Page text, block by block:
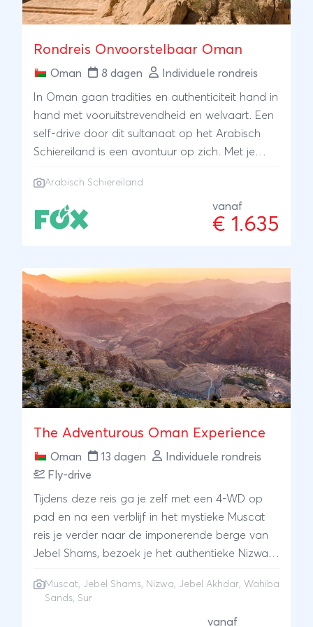
Rondreis Onvoorstelbaar Oman
Oman 8 dagen Individuele rondreis
In Oman gaan tradities en authenticiteit hand in
hand met vooruitstrevendheid en welvaart. Een
self-drive door dit sultanaat op het Arabisch
Schiereiland is een avontuur op zich. Met je
en bergdorpen. Je slaapt in sfeervolle
accommodaties, wandelt door indrukwekkende
kloven en proeft de gastvrijheid.
Arabisch Schiereiland
vanaf
€ 1.635
The Adventurous Oman Experience
Oman 13 dagen
Individuele rondreis
Fly-drive
Tijdens deze reis ga je zelf met een 4-WD op
pad en na een verblijf in het mystieke Muscat
reis je verder naar de imponerende berge van
Jebel Shams, bezoek je het authentieke Nizwa
Jebel Akhdar met zijn fenomenale uitzichten en
Muscat, Jebel Shams, Nizwa, Jebel Akhdar, Wahiba
Sands, Sur
vanaf